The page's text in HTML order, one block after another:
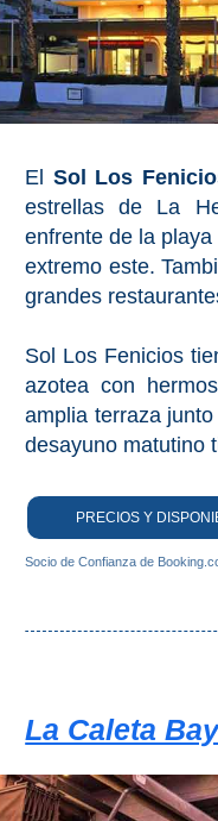
El Sol Los
estrellas de La
enfrente de la
extremo este.
grandes
Sol Los Fenicios
azotea con
amplia terraza
desayuno matutino
PRECIOS Y
Socio de Confianza de
La Caleta